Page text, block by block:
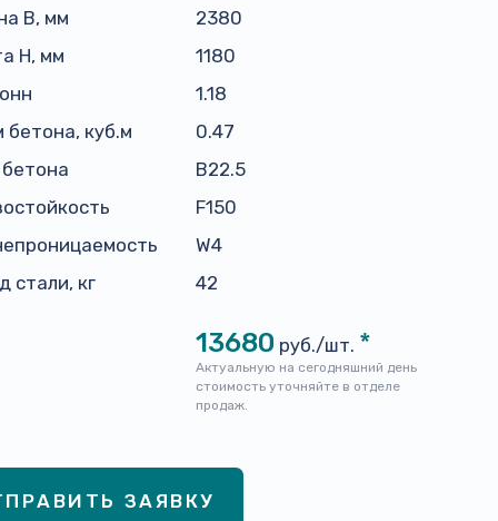
B, мм
2380
H, мм
1180
1.18
бетона, куб.м
0.47
В22.5
F150
W4
стали, кг
42
13680 руб./шт. *
Актуальную на сегодняшний день
стоимость уточняйте в отделе
продаж.
ЗАЯВКУ